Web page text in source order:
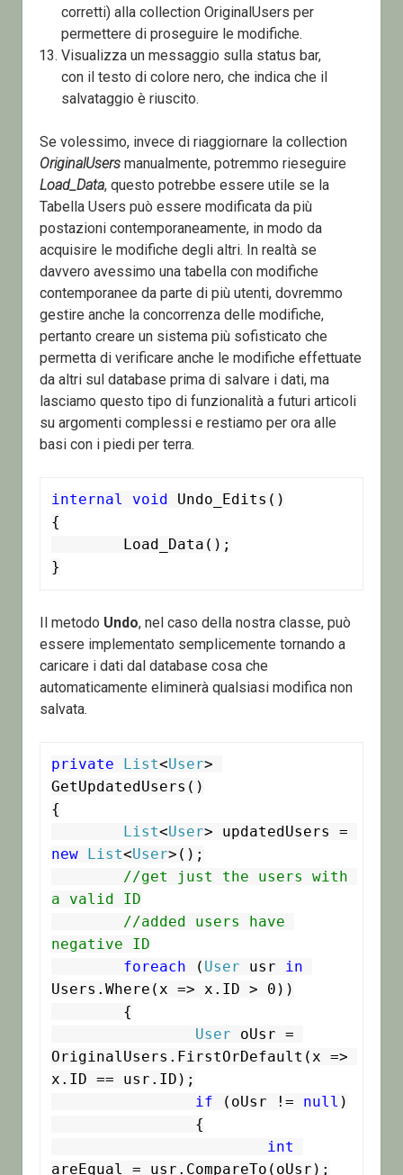
corretti) alla collection OriginalUsers per
permettere di proseguire le modifiche.
Visualizza un messaggio sulla status bar,
con il testo di colore nero, che indica che il
salvataggio è riuscito.
Se volessimo, invece di riaggiornare la collection
OriginalUsersmanualmente, potremmo rieseguire
Load_Data, questo potrebbe essere utile se la
Tabella Users può essere modificata da più
postazioni contemporaneamente, in modo da
acquisire le modifiche degli altri. In realtà se
davvero avessimo una tabella con modifiche
contemporanee da parte di più utenti, dovremmo
gestire anche la concorrenza delle modifiche,
pertanto creare un sistema più sofisticato che
permetta di verificare anche le modifiche effettuate
da altri sul database prima di salvare i dati, ma
lasciamo questo tipo di funzionalità a futuri articoli
su argomenti complessi e restiamo per ora alle
basi con i piedi per terra.
internal void Undo_Edits()
{
}
Il metodo Undo, nel caso della nostra classe, può
essere implementato semplicemente tornando a
caricare i dati dal database cosa che
automaticamente eliminerà qualsiasi modifica non
salvata.
private List<User>
GetUpdatedUsers()
{
List<User
new
List<User>();
//get just the users with
a valid ID
//added users have
negative ID
foreach ( User usr
in
Users.Where(x => x.ID > 0))
User oUsr =
OriginalUsers.FirstOrDefault(x =>
x.ID == usr.ID);
if (oUsr != null )
int
areEqual = usr.CompareTo(oUsr);